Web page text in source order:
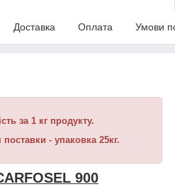
Доставка Оплата Умови
за 1 кг продукту.
- упаковка 25кг.
900